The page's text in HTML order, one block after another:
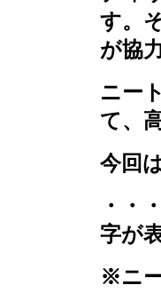
す。
が協
ニー
て、
今回
・・
字が
※ニ